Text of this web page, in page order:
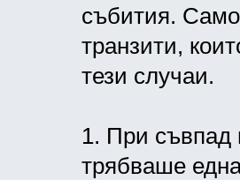
събития.
транзити,
тези случаи.
1. При съвпад
трябваше